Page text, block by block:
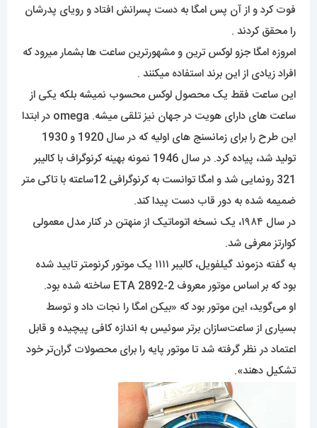
فوت کرد و از آن پس امگا به دست پسرانش افتاد و رویای پدرشان
را محقق کردند .
امروزه امگا جزو لوکس ترین و مشهورترین ساعت ها بشمار میرود که
افراد زیادی از این برند استفاده میکنند .
این ساعت فقط یک محصول لوکس محسوب نمیشه بلکه یکی از
ساعت های دارای هویت در جهان نیز تلقی میشه. omega در ابتدا
این طرح را برای زمانسنج های اولیه که در سال 1920 و 1930
تولید شد، پیاده کرد. در سال 1946 نمونه بهینه کرنوگراف با کالیبر
321 رونمایی شد و امگا توانست به کرنوگرافی 12ساعته با تاکی متر
ضمیمه شده به دور قاب دست پیدا کند.
در سال ۱۹۸۴، یک نسخه اتوماتیک از منهتن در کنار مدل معمولی
کوارتز معرفی شد.
به گفته دزموند گیلفویل، کالیبر ۱۱۱۱ یک موتور کرنومتر تایید شده
بود که بر اساس موتور معروف ETA 2892-2 ساخته شده بود.
او می‌گوید، این موتور بود که «بیکن امگا را نجات داد و توسط
بسیاری از ساعت‌سازان برتر سوئیس به اندازه کافی پیچیده و قابل
اعتماد در نظر گرفته شد تا موتور پایه را برای محصولات گران‌تر خود
تشکیل دهند».